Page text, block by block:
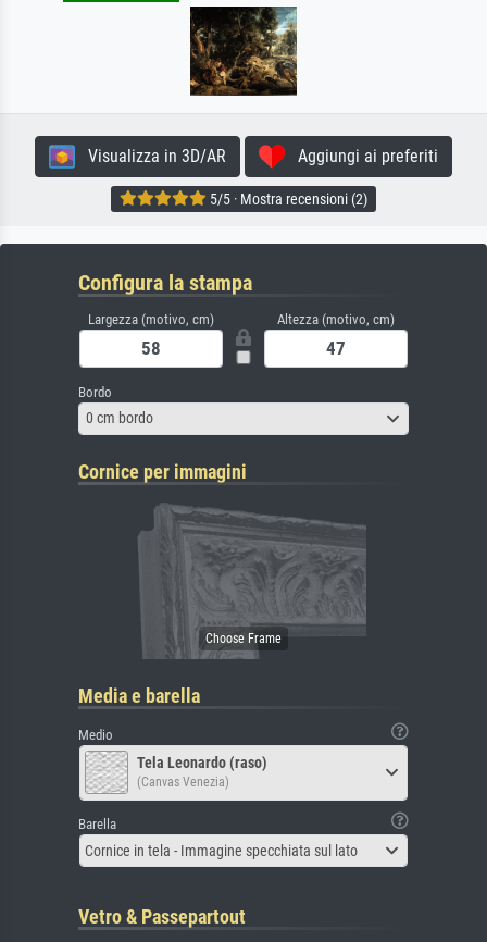
Visualizza in 3D/AR Aggiungi ai preferiti
5/5 · Mostra recensioni (2)
Configura la stampa
Largezza (motivo, cm) Altezza (motivo, cm)
Bordo
0 cm bordo
Cornice per immagini
Media e barella
Medio
Tela Leonardo (raso)
(Canvas Venezia)
Barella
Cornice in tela - Immagine specchiata sul lato
Vetro & Passepartout